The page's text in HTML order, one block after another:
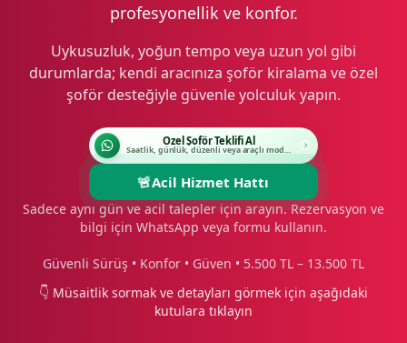
profesyonellik ve konfor.
Uykusuzluk, yoğun tempo veya uzun yol gibi
durumlarda; kendi aracınıza şoför kiralama ve özel
şoför desteğiyle güvenle yolculuk yapın.
Özel Şoför Teklifi Al
Saatlik, günlük, düzenli veya araçlı modeli seçin.
🚨Acil Hizmet Hattı
Sadece aynı gün ve acil talepler için arayın. Rezervasyon ve
bilgi için WhatsApp veya formu kullanın.
Güvenli Sürüş • Konfor • Güven • 5.500 TL – 13.500 TL
👇 Müsaitlik sormak ve detayları görmek için aşağıdaki
kutulara tıklayın